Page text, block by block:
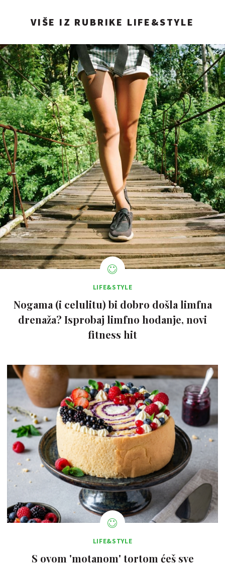
VIŠE IZ RUBRIKE LIFE&STYLE
LIFE&STYLE
Nogama (i celulitu) bi dobro došla limfna
drenaža? Isprobaj limfno hodanje, novi
fitness hit
LIFE&STYLE
S ovom 'motanom' tortom ćeš sve